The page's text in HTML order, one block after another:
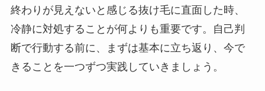
終わりが見えないと感じる抜け毛に直面した時、
冷静に対処することが何よりも重要です。自己判
断で行動する前に、まずは基本に立ち返り、今で
きることを一つずつ実践していきましょう。